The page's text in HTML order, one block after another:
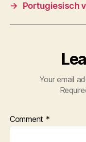
→
Portugiesisch
Your email
Comment *